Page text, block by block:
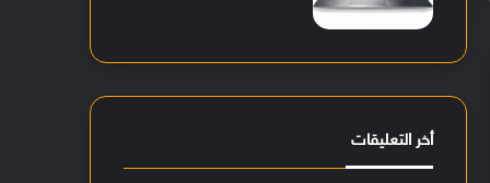
أخر التعليقات